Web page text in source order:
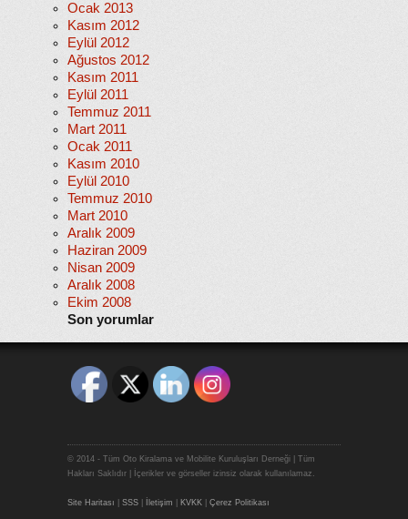
Ocak 2013
Kasım 2012
Eylül 2012
Ağustos 2012
Kasım 2011
Eylül 2011
Temmuz 2011
Mart 2011
Ocak 2011
Kasım 2010
Eylül 2010
Temmuz 2010
Mart 2010
Aralık 2009
Haziran 2009
Nisan 2009
Aralık 2008
Ekim 2008
Son yorumlar
© 2014 - Tüm Oto Kiralama ve Mobilite Kuruluşları Derneği | Tüm
Hakları Saklıdır | İçerikler ve görseller izinsiz olarak kullanılamaz.
Site Haritası SSS İletişim KVKK Çerez Politikası